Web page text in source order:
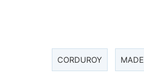
CORDUROY MADE